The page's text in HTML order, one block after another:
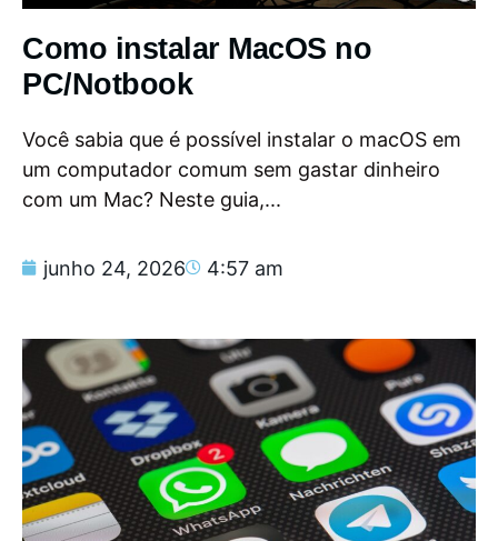
Como instalar MacOS no
PC/Notbook
Você sabia que é possível instalar o macOS em
um computador comum sem gastar dinheiro
com um Mac? Neste guia,...
junho 24, 2026 4:57 am